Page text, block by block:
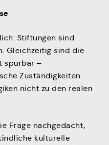
Stiftungen sind
Gleichzeitig sind die
spürbar –
Zuständigkeiten
nicht zu den realen
Frage nachgedacht,
kulturelle